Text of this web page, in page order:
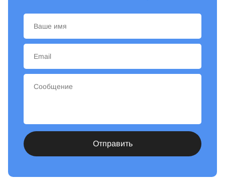
Отправить